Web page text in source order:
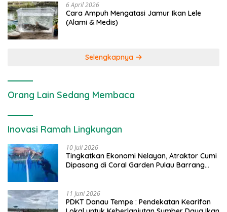
6 April 2026
Cara Ampuh Mengatasi Jamur Ikan Lele
(Alami & Medis)
Selengkapnya
Orang Lain Sedang Membaca
Inovasi Ramah Lingkungan
10 Juli 2026
Tingkatkan Ekonomi Nelayan, Atraktor Cumi
Dipasang di Coral Garden Pulau Barrang
11 Juni 2026
PDKT Danau Tempe : Pendekatan Kearifan